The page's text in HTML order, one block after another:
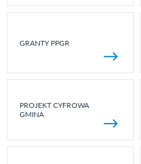
GRANTY PPGR
PROJEKT CYFROWA
GMINA